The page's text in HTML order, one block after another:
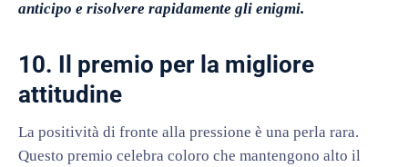
anticipo e risolvere rapidamente gli enigmi.
10. Il premio per la migliore
attitudine
La positività di fronte alla pressione è una perla rara.
Questo premio celebra coloro che mantengono alto il